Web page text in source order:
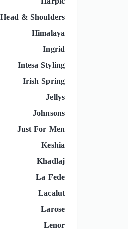
Head & Shoulders
Himalaya
Ingrid
Intesa Styling
Irish Spring
Jellys
Johnsons
Just For Men
Keshia
Khadlaj
La Fede
Lacalut
Larose
Lenor